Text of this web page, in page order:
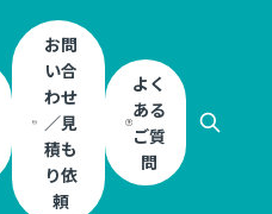
お問
い合
わせ
／見
積も
り依
頼
よく
ある
ご質
問